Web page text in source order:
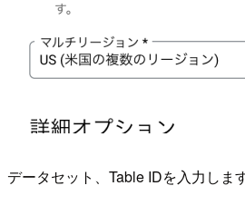
データセット、Table IDを入力します